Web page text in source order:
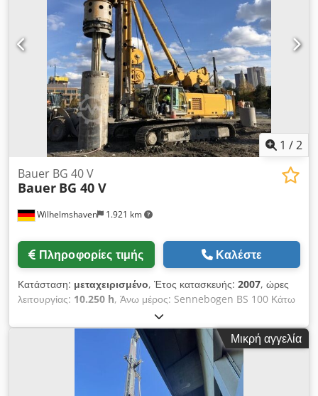
1 /2
Wilhelmshaven 1.921 km
Bauer BG 40 V
Bauer BG 40 V
Πληροφορίες τιμής Καλέστε
Κατάσταση: μεταχειρισμένο, Έτος κατασκευής: 2007, ώρες
λειτουργίας: 10.250 h, Άνω μέρος: Sennebogen BS 100 Κάτω
μέρος: Bauer UW 130 Κινητήρας: CAT C15 / 433 kW Κιβώτιο
ταχυτήτων: Bauer KDK 390 S Kelly: BK 40 / 470 Κύλινδρος
ανύψωσης: 40 τόνων Αντίβαρο: 6+6,5+11,5 τόνοι Dodpfsh
Tyzbex Aqgock Προετοιμασμένο για Kelly, SOB/FDP, CCFA
Προορισμός: Κατασκευές Επικοινωνήστε με τον Mohamad
Fattah Ahmad για περισσότερες πληροφορίες.
Μικρή αγγελία